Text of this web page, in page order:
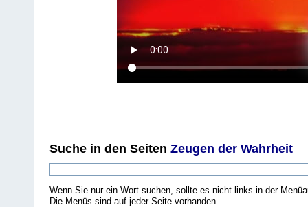
Suche in den Seiten Zeugen der Wahrheit
Wenn Sie nur ein Wort suchen, sollte es nicht links in der
Die Menüs sind auf jeder Seite vorhanden.